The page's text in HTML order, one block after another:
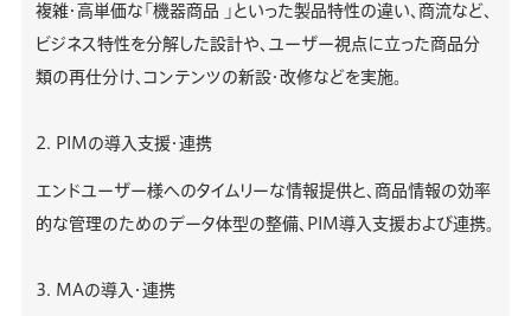
複雑・高単価な「機器商品 」といった製品特性の違い、商流など、
ビジネス特性を分解した設計や、ユーザー視点に立った商品分
類の再仕分け、コンテンツの新設・改修などを実施。
2. PIMの導入支援・連携
エンドユーザー様へのタイムリーな情報提供と、商品情報の効率
的な管理のためのデータ体型の整備、PIM導入支援および連携。
3. MAの導入・連携